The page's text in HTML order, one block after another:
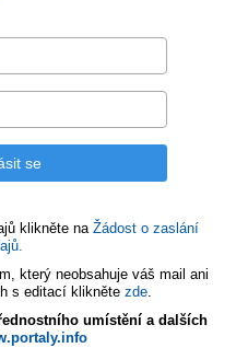
klikněte na Žádost o zaslání
který neobsahuje váš mail ani
s editací klikněte zde.
umístění a dalších